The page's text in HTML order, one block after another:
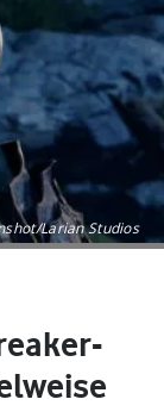
Larian Studios